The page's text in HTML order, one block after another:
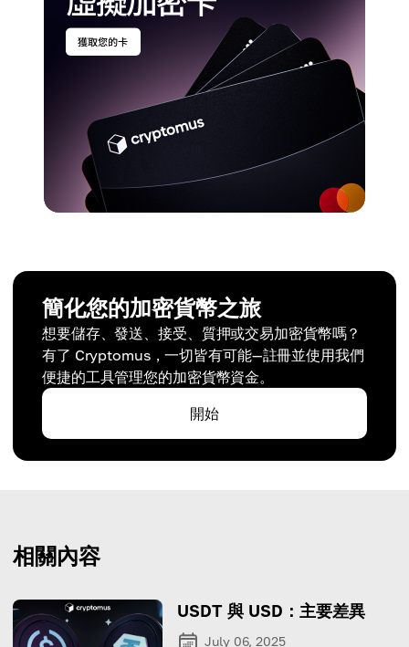
簡化您的加密貨幣之旅
想要儲存、發送、接受、質押或交易加密貨幣嗎？
有了 Cryptomus，一切皆有可能—註冊並使用我們
便捷的工具管理您的加密貨幣資金。
開始
相關內容
USDT 與 USD：主要差異
July 06, 2025